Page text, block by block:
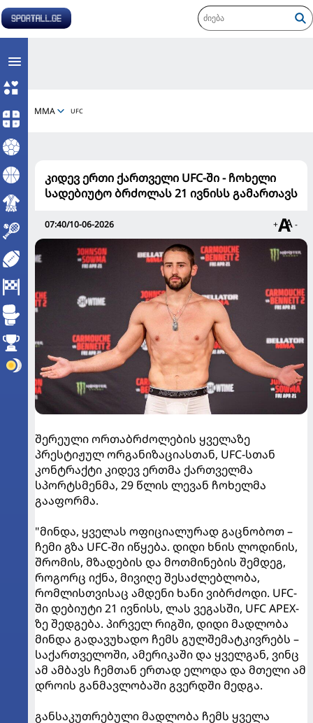
MMA UFC
კიდევ ერთი ქართველი UFC-ში - ჩოხელი
სადებიუტო ბრძოლას 21 ივნისს გამართავს
07:40/10-06-2026 + -
შერეული ორთაბრძოლების ყველაზე
პრესტიჟულ ორგანიზაციასთან, UFC-სთან
კონტრაქტი კიდევ ერთმა ქართველმა
სპორტსმენმა, 29 წლის ლევან ჩოხელმა
გააფორმა.
"მინდა, ყველას ოფიციალურად გაცნობოთ –
ჩემი გზა UFC-ში იწყება. დიდი ხნის ლოდინის,
შრომის, მზადების და მოთმინების შემდეგ,
როგორც იქნა, მივიღე შესაძლებლობა,
რომლისთვისაც ამდენი ხანი ვიბრძოდი. UFC-
ში დებიუტი 21 ივნისს, ლას ვეგასში, UFC APEX-
ზე შედგება. პირველ რიგში, დიდი მადლობა
მინდა გადავუხადო ჩემს გულშემატკივრებს –
საქართველოში, ამერიკაში და ყველგან, ვინც
ამ ამბავს ჩემთან ერთად ელოდა და მთელი ამ
დროის განმავლობაში გვერდში მედგა.
განსაკუთრებული მადლობა ჩემს ყველა